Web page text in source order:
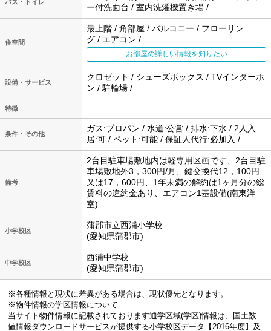
バス・トイレ
ー付洗面台 / 室内洗濯機置き場 /
住空間
最上階 / 角部屋 / バルコニー / フローリン
グ / エアコン /
お部屋の詳しい情報を知りたい
設備・サービス
クロゼット / シューズボックス / TVインターホ
ン / 駐輪場 /
特徴
条件・その他
ガス:プロパン / 水道:公営 / 排水:下水 / 2人入
居:可 / ペット:可能 / 保証人代行:必加入 /
備考
2台目駐車場敷地内は軽専用区画です、2台目駐
車場敷地外3，300円/月、鍵交換代12，100円
又は17，600円、1年未満の解約は1ヶ月分の総
賃料の違約金あり、エアコン1基設備(南東洋
室)
小学校区
蒲郡市立西浦小学校
(愛知県蒲郡市)
中学校区
西浦中学校
(愛知県蒲郡市)
※各種情報と現状に差異がある場合は、現状優先となります。
※物件情報の学区情報について
当サイト物件情報に記載されております通学区域(学区)情報は、国土数
値情報ダウンロードサービスが提供する小学校区データ【2016年度】及